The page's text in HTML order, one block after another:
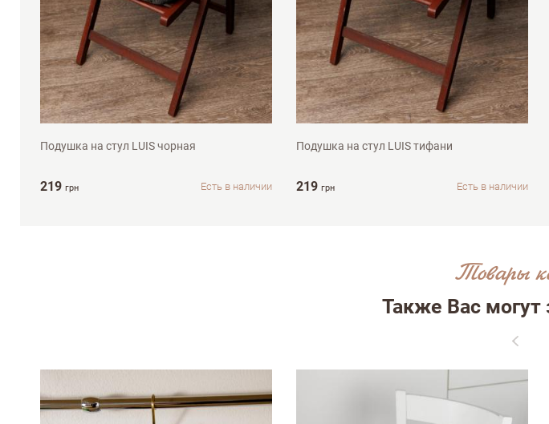
40х40см
Подушка на стул LUIS чорная
219 грн Есть в наличии
40х40см
Подушка на стул LUIS тифани
219 грн Есть в наличии
Товары
Также Вас могут
Оцените, пожалуйста